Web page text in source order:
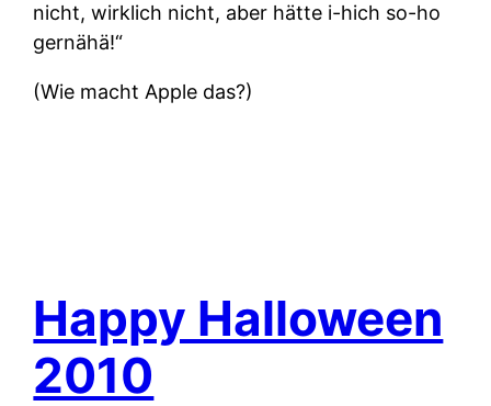
nicht, wirklich nicht, aber hätte i-hich so-ho
gernähä!“
(Wie macht Apple das?)
Happy Halloween
2010